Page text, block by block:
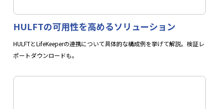
HULFTの可用性を高めるソリューション
HULFTとLifeKeeperの連携について具体的な構成例を挙げて解説。検証レ
ポートダウンロードも。